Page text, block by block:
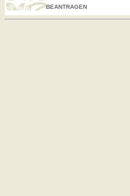
beantragen